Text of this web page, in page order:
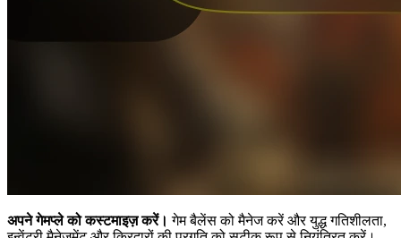
अपने गेमप्ले को कस्टमाइज़ करें। गेम बैलेंस को मैनेज करें और युद्ध गतिशीलता,